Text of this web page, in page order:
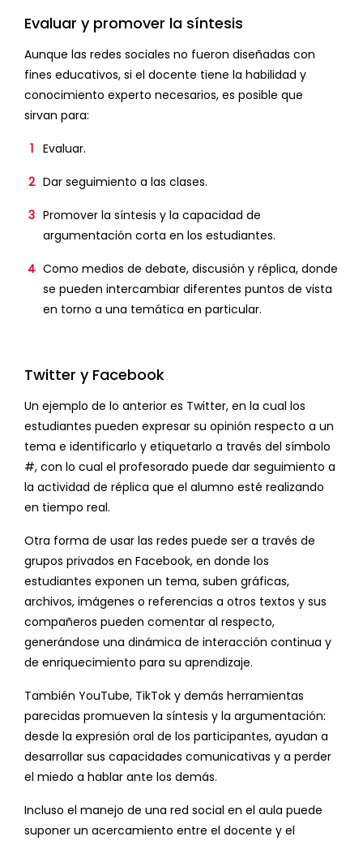
Evaluar y promover la síntesis
Aunque las redes sociales no fueron diseñadas con
fines educativos, si el docente tiene la habilidad y
conocimiento experto necesarios, es posible que
sirvan para:
Evaluar.
Dar seguimiento a las clases.
Promover la síntesis y la capacidad de
argumentación corta en los estudiantes.
Como medios de debate, discusión y réplica, donde
se pueden intercambiar diferentes puntos de vista
en torno a una temática en particular.
Twitter y Facebook
Un ejemplo de lo anterior es Twitter, en la cual los
estudiantes pueden expresar su opinión respecto a un
tema e identificarlo y etiquetarlo a través del símbolo
#, con lo cual el profesorado puede dar seguimiento a
la actividad de réplica que el alumno esté realizando
en tiempo real.
Otra forma de usar las redes puede ser a través de
grupos privados en Facebook, en donde los
estudiantes exponen un tema, suben gráficas,
archivos, imágenes o referencias a otros textos y sus
compañeros pueden comentar al respecto,
generándose una dinámica de interacción continua y
de enriquecimiento para su aprendizaje.
También YouTube, TikTok y demás herramientas
parecidas promueven la síntesis y la argumentación:
desde la expresión oral de los participantes, ayudan a
desarrollar sus capacidades comunicativas y a perder
el miedo a hablar ante los demás.
Incluso el manejo de una red social en el aula puede
suponer un acercamiento entre el docente y el